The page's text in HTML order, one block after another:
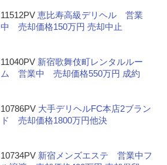
11512PV恵比寿高級デリヘル 営業
中 売却価格150万円 売却中止
11040PV 新宿歌舞伎町レンタルルー
ム 営業中 売却価格550万円 成約
10786PV 大手デリヘルFC本店2ブラン
ド 売却価格1800万円他決
10734PV 新宿メンズエステ 営業中フ